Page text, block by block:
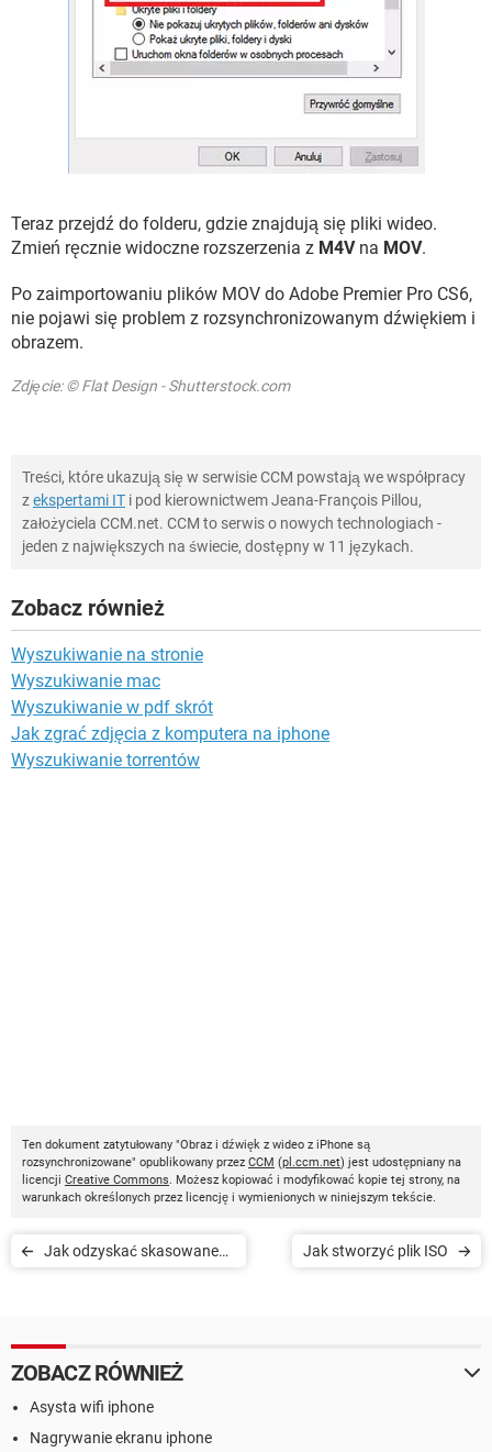
Teraz przejdź do folderu, gdzie znajdują się pliki wideo.
Zmień ręcznie widoczne rozszerzenia z M4Vna MOV.
Po zaimportowaniu plików MOV do Adobe Premier Pro CS6,
nie pojawi się problem z rozsynchronizowanym dźwiękiem i
obrazem.
Zdjęcie: © Flat Design - Shutterstock.com
Treści, które ukazują się w serwisie CCM powstają we współpracy
zekspertami IT i pod kierownictwem Jeana-François Pillou,
założyciela CCM.net. CCM to serwis o nowych technologiach -
jeden z największych na świecie, dostępny w 11 językach.
Zobacz również
Wyszukiwanie na stronie
Wyszukiwanie mac
Wyszukiwanie w pdf skrót
Jak zgrać zdjęcia z komputera na iphone
Wyszukiwanie torrentów
Ten dokument zatytułowany "Obraz i dźwięk z wideo z iPhone są
rozsynchronizowane" opublikowany przez CCM (pl.ccm.net) jest udostępniany na
licencji Creative Commons. Możesz kopiować i modyfikować kopie tej strony, na
warunkach określonych przez licencję i wymienionych w niniejszym tekście.
Jak odzyskać skasowane
Jak stworzyć plik ISO
ZOBACZ RÓWNIEŻ
Asysta wifi iphone
Nagrywanie ekranu iphone